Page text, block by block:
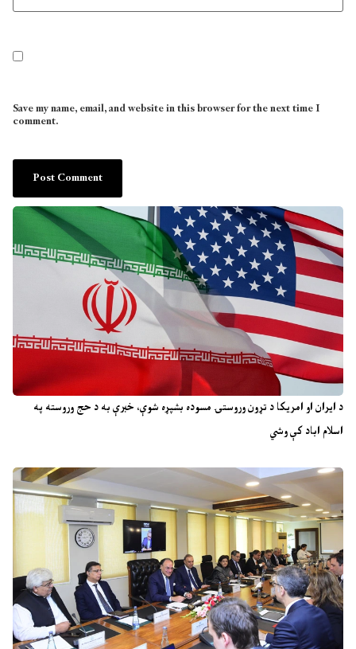
د ایران او امریکا د تړون وروستۍ مسوده بشپړه شوې، خبرې به د حج وروسته په
اسلام اباد کې وشي
Save my name, email, and website in this browser for the next time I
comment.